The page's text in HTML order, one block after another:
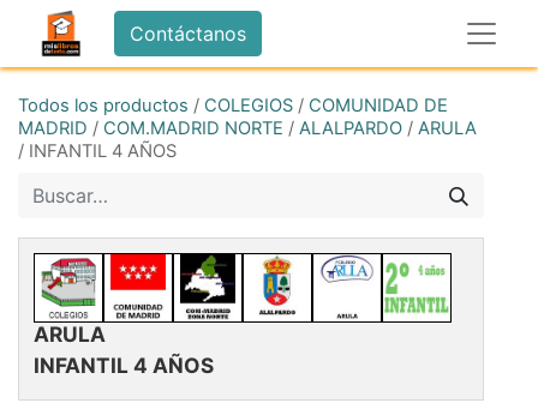
Contáctanos
Todos los productos / COLEGIOS / COMUNIDAD DE
MADRID / COM.MADRID NORTE / ALALPARDO / ARULA
/ INFANTIL 4 AÑOS
ARULA
INFANTIL 4 AÑOS